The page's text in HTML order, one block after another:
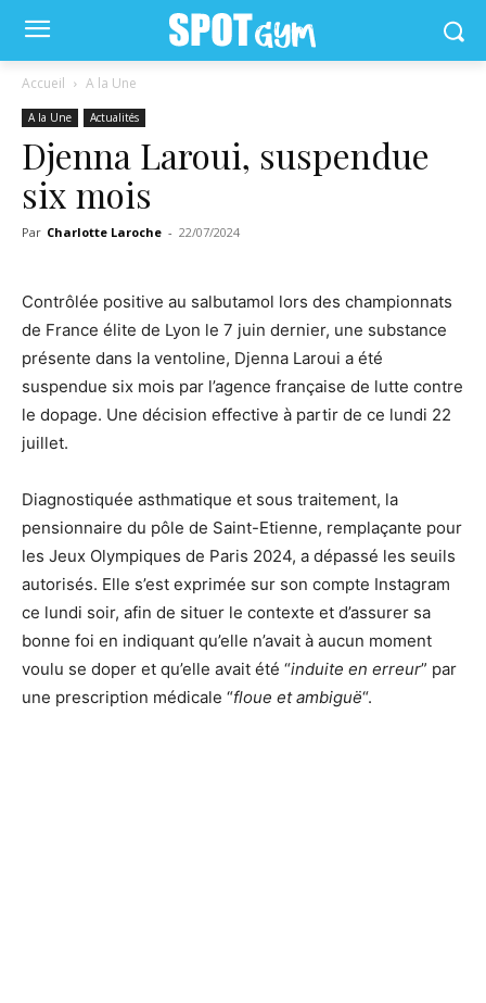
Accueil A la Une
A la Une Actualités
Djenna Laroui, suspendue
six mois
Par Charlotte Laroche - 22/07/2024
Contrôlée positive au salbutamol lors des championnats
de France élite de Lyon le 7 juin dernier, une substance
présente dans la ventoline, Djenna Laroui a été
suspendue six mois par l’agence française de lutte contre
le dopage. Une décision effective à partir de ce lundi 22
juillet.
Diagnostiquée asthmatique et sous traitement, la
pensionnaire du pôle de Saint-Etienne, remplaçante pour
les Jeux Olympiques de Paris 2024, a dépassé les seuils
autorisés. Elle s’est exprimée sur son compte Instagram
ce lundi soir, afin de situer le contexte et d’assurer sa
bonne foi en indiquant qu’elle n’avait à aucun moment
voulu se doper et qu’elle avait été “induite en erreur” par
une prescription médicale “floue et ambiguë“.